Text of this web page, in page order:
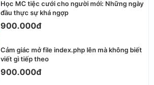
Học MC tiệc cưới cho người mới: Những ngày
đầu thực sự khá ngợp
900.000đ
Cảm giác mở file index.php lên mà không biết
viết gì tiếp theo
900.000đ